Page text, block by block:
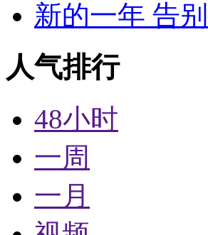
新的一年 告
人气排行
48小时
一周
一月